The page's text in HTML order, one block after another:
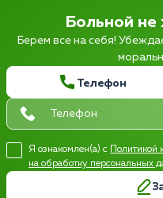
Больной не
Берем все на себя!
Телефон
Я ознакомлен(а) с Политикой
на обработку персональных